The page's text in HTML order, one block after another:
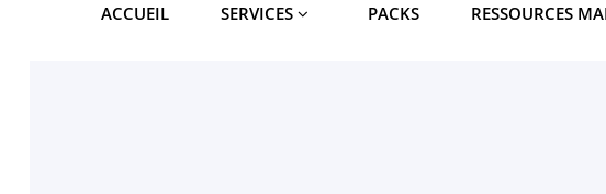
ACCUEIL SERVICES PACKS RESSOURCES